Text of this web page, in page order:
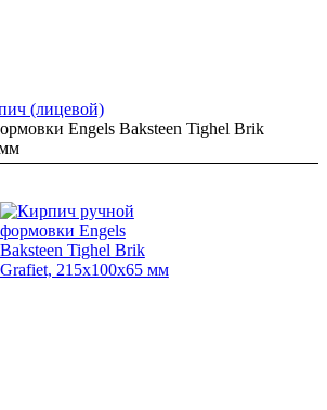
(лицевой)
Engels Baksteen Tighel Brik